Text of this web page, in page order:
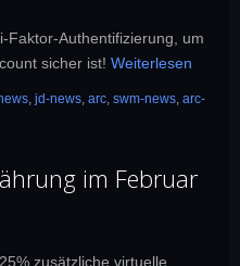
Faktor-Authentifizierung, um
sicher ist! Weiterlesen
, jd-news, arc, swm-news, arc-
im Februar
zusätzliche virtuelle